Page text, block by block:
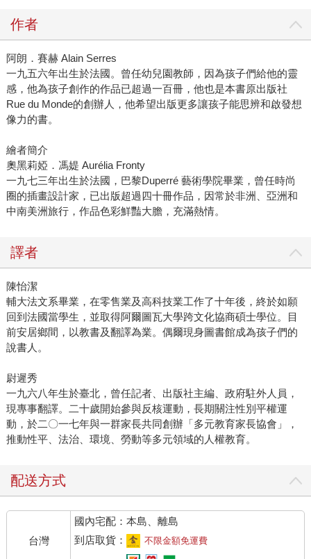
作者
阿朗．賽赫 Alain Serres
一九五六年出生於法國。曾任幼兒園教師，因為孩子們給他的靈
感，他為孩子創作的作品已超過一百冊，他也是本書原出版社
Rue du Monde的創辦人，他希望出版更多讓孩子能思辨和啟發想
像力的書。
繪者簡介
奧黑莉婭．馮媞 Aurélia Fronty
一九七三年出生於法國，巴黎Duperré 藝術學院畢業，曾任時尚
圈的插畫設計家，已出版超過四十冊作品，因常於非洲、亞洲和
中南美洲旅行，作品色彩鮮豔大膽，充滿熱情。
譯者
陳怡潔
輔大法文系畢業，在零售業及高科技業工作了十年後，終於如願
回到法國當學生，並取得阿爾圖瓦大學跨文化協商碩士學位。目
前安居鄉間，以教書及翻譯為業。偶爾現身圖書館成為孩子們的
說書人。
尉遲秀
一九六八年生於臺北，曾任記者、出版社主編、政府駐外人員，
現專事翻譯。二十歲開始參與反核運動，長期關注性別平權運
動，於二〇一七年與一群家長共同創辦「多元教育家長協會」，
推動性平、法治、環境、勞動等多元領域的人權教育。
配送方式
台灣
國內宅配：本島、離島
到店取貨：
不限金額免運費